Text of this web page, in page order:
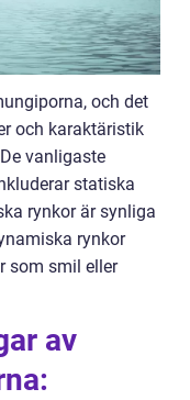
och det
och karaktäristik
vanligaste
statiska
rynkor är synliga
rynkor
som smil eller
av